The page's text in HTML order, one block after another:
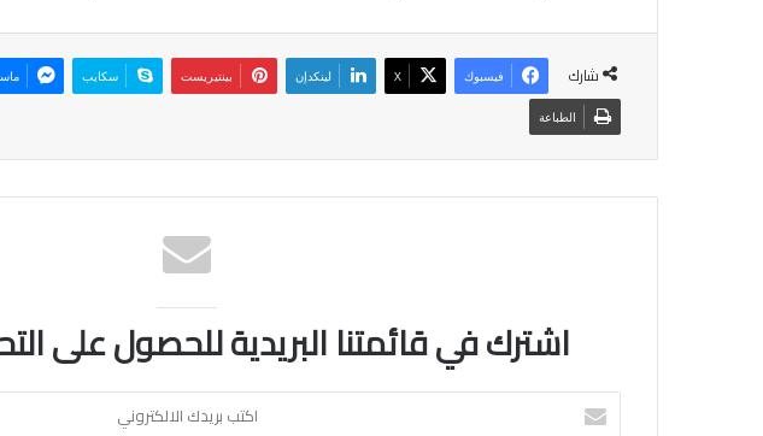
شارك فيسبوك ‫X لينكدإن بينتيريست سكايب
الطباعة
اشترك في قائمتنا البريدية للحصول على
اكتب
بريدك